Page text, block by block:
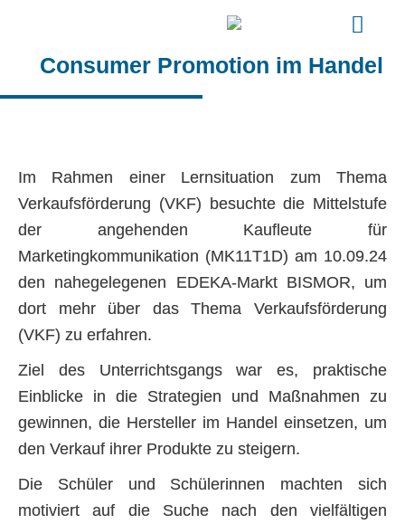
Consumer Promotion im Handel
Im Rahmen einer Lernsituation zum Thema
Verkaufsförderung (VKF) besuchte die Mittelstufe
der angehenden Kaufleute für
Marketingkommunikation (MK11T1D) am 10.09.24
den nahegelegenen EDEKA-Markt BISMOR, um
dort mehr über das Thema Verkaufsförderung
(VKF) zu erfahren.
Ziel des Unterrichtsgangs war es, praktische
Einblicke in die Strategien und Maßnahmen zu
gewinnen, die Hersteller im Handel einsetzen, um
den Verkauf ihrer Produkte zu steigern.
Die Schüler und Schülerinnen machten sich
motiviert auf die Suche nach den vielfältigen